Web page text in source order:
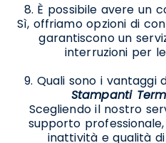
8. È possibile avere un
Sì, offriamo opzioni di
garantiscono un
interruzioni per
9. Quali sono i vantaggi
Stampanti
Scegliendo il nostro
supporto
inattività e qualità